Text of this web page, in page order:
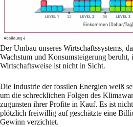
Der Umbau unseres Wirtschaftssystems,
Wachstum und Konsumsteigerung beruht,
Wirtschaftsweise ist nicht in Sicht.
Die Industrie der fossilen Energien weiß
um die schrecklichen Folgen des
zugunsten ihrer Profite in Kauf. Es ist
plötzlich freiwillig auf geschätzte eine
Gewinn verzichtet.